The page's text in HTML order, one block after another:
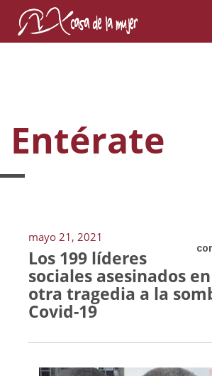
Entérate
mayo 21, 2021
Los 199 líderes
sociales asesinados
otra tragedia a la
Covid-19